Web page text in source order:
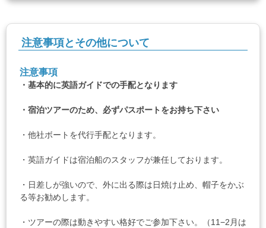
注意事項とその他について
注意事項
・基本的に英語ガイドでの手配となります
・宿泊ツアーのため、必ずパスポートをお持ち下さい
・他社ボートを代行手配となります。
・英語ガイドは宿泊船のスタッフが兼任しております。
・日差しが強いので、外に出る際は日焼け止め、帽子をかぶ
る等お勧めします。
・ツアーの際は動きやすい格好でご参加下さい。（11−2月は